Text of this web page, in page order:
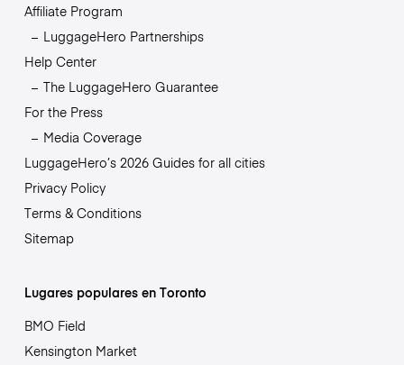
Affiliate Program
LuggageHero Partnerships
Help Center
The LuggageHero Guarantee
For the Press
Media Coverage
LuggageHero’s 2026 Guides for all cities
Privacy Policy
Terms & Conditions
Sitemap
Lugares populares en Toronto
BMO Field
Kensington Market